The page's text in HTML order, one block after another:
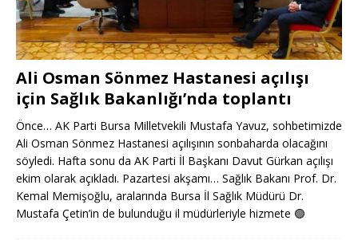
Ali Osman Sönmez Hastanesi açılışı
için Sağlık Bakanlığı’nda toplantı
Önce… AK Parti Bursa Milletvekili Mustafa Yavuz, sohbetimizde
Ali Osman Sönmez Hastanesi açılışının sonbaharda olacağını
söyledi. Hafta sonu da AK Parti İl Başkanı Davut Gürkan açılışı
ekim olarak açıkladı. Pazartesi akşamı… Sağlık Bakanı Prof. Dr.
Kemal Memişoğlu, aralarında Bursa İl Sağlık Müdürü Dr.
Mustafa Çetin’in de bulunduğu il müdürleriyle hizmete 🟢